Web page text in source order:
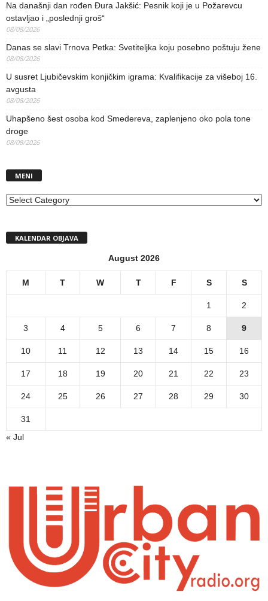
Na današnji dan rođen Đura Jakšić: Pesnik koji je u Požarevcu
ostavljao i „poslednji groš“
08/08/2026
Danas se slavi Trnova Petka: Svetiteljka koju posebno poštuju žene
08/08/2026
U susret Ljubičevskim konjičkim igrama: Kvalifikacije za višeboj 16.
avgusta
08/08/2026
Uhapšeno šest osoba kod Smedereva, zaplenjeno oko pola tone
droge
08/08/2026
MENI
MENI
KALENDAR OBJAVA
August 2026
M T W T F S S
1 2
3 4 5 6 7 8 9
10 11 12 13 14 15 16
17 18 19 20 21 22 23
24 25 26 27 28 29 30
31
« Jul